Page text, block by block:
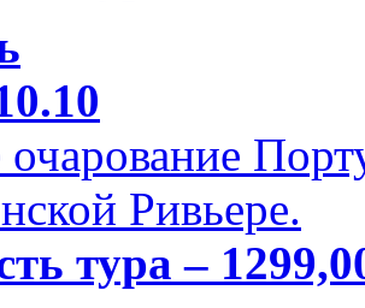
очарование
Ривьере.
тура –